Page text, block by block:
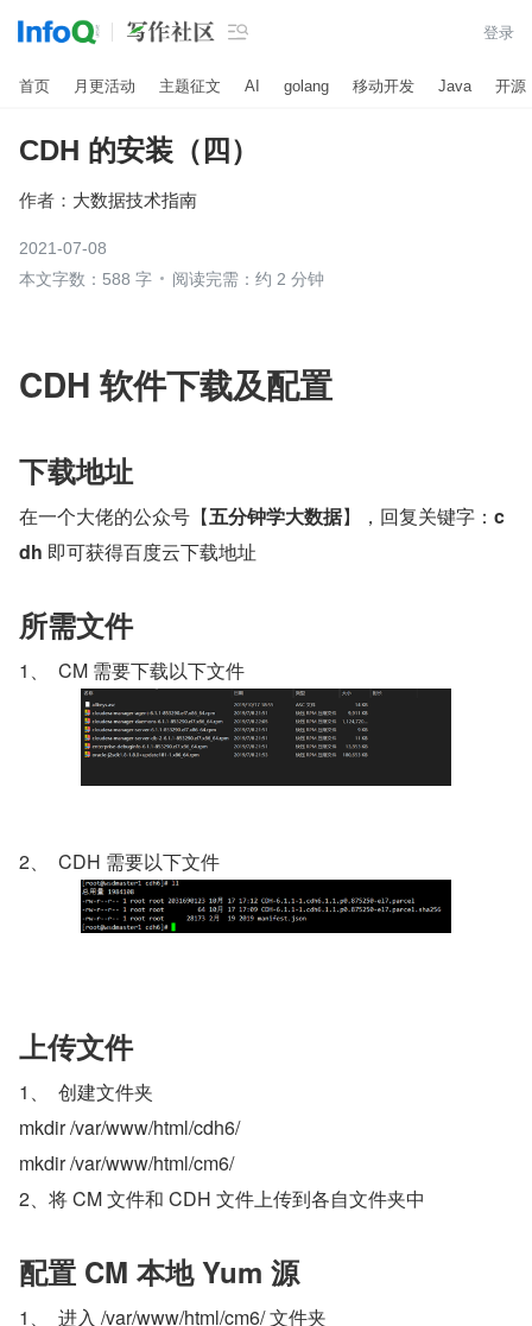
 登录
首页 月更活动 主题征文 AI golang 移动开发 Java 开源
CDH 的安装（四）
作者： 大数据技术指南
2021-07-08
本文字数：588 字
阅读完需：约 2 分钟
CDH 软件下载及配置
下载地址
在一个大佬的公众号【五分钟学大数据】，回复关键字： c
dh 即可获得百度云下载地址
所需文件
1、  CM 需要下载以下文件
2、  CDH 需要以下文件
上传文件
1、  创建文件夹
mkdir /var/www/html/cdh6/
mkdir /var/www/html/cm6/
2、将 CM 文件和 CDH 文件上传到各自文件夹中
配置 CM 本地 Yum 源
1、  进入 /var/www/html/cm6/ 文件夹